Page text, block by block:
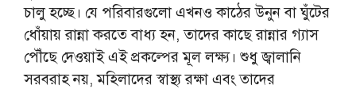
চালু হচ্ছে। যে পরিবারগুলো এখনও কাঠের উনুন বা ঘুঁটের
ধোঁয়ায় রান্না করতে বাধ্য হন, তাদের কাছে রান্নার গ্যাস
পৌঁছে দেওয়াই এই প্রকল্পের মূল লক্ষ্য। শুধু জ্বালানি
সরবরাহ নয়, মহিলাদের স্বাস্থ্য রক্ষা এবং তাদের